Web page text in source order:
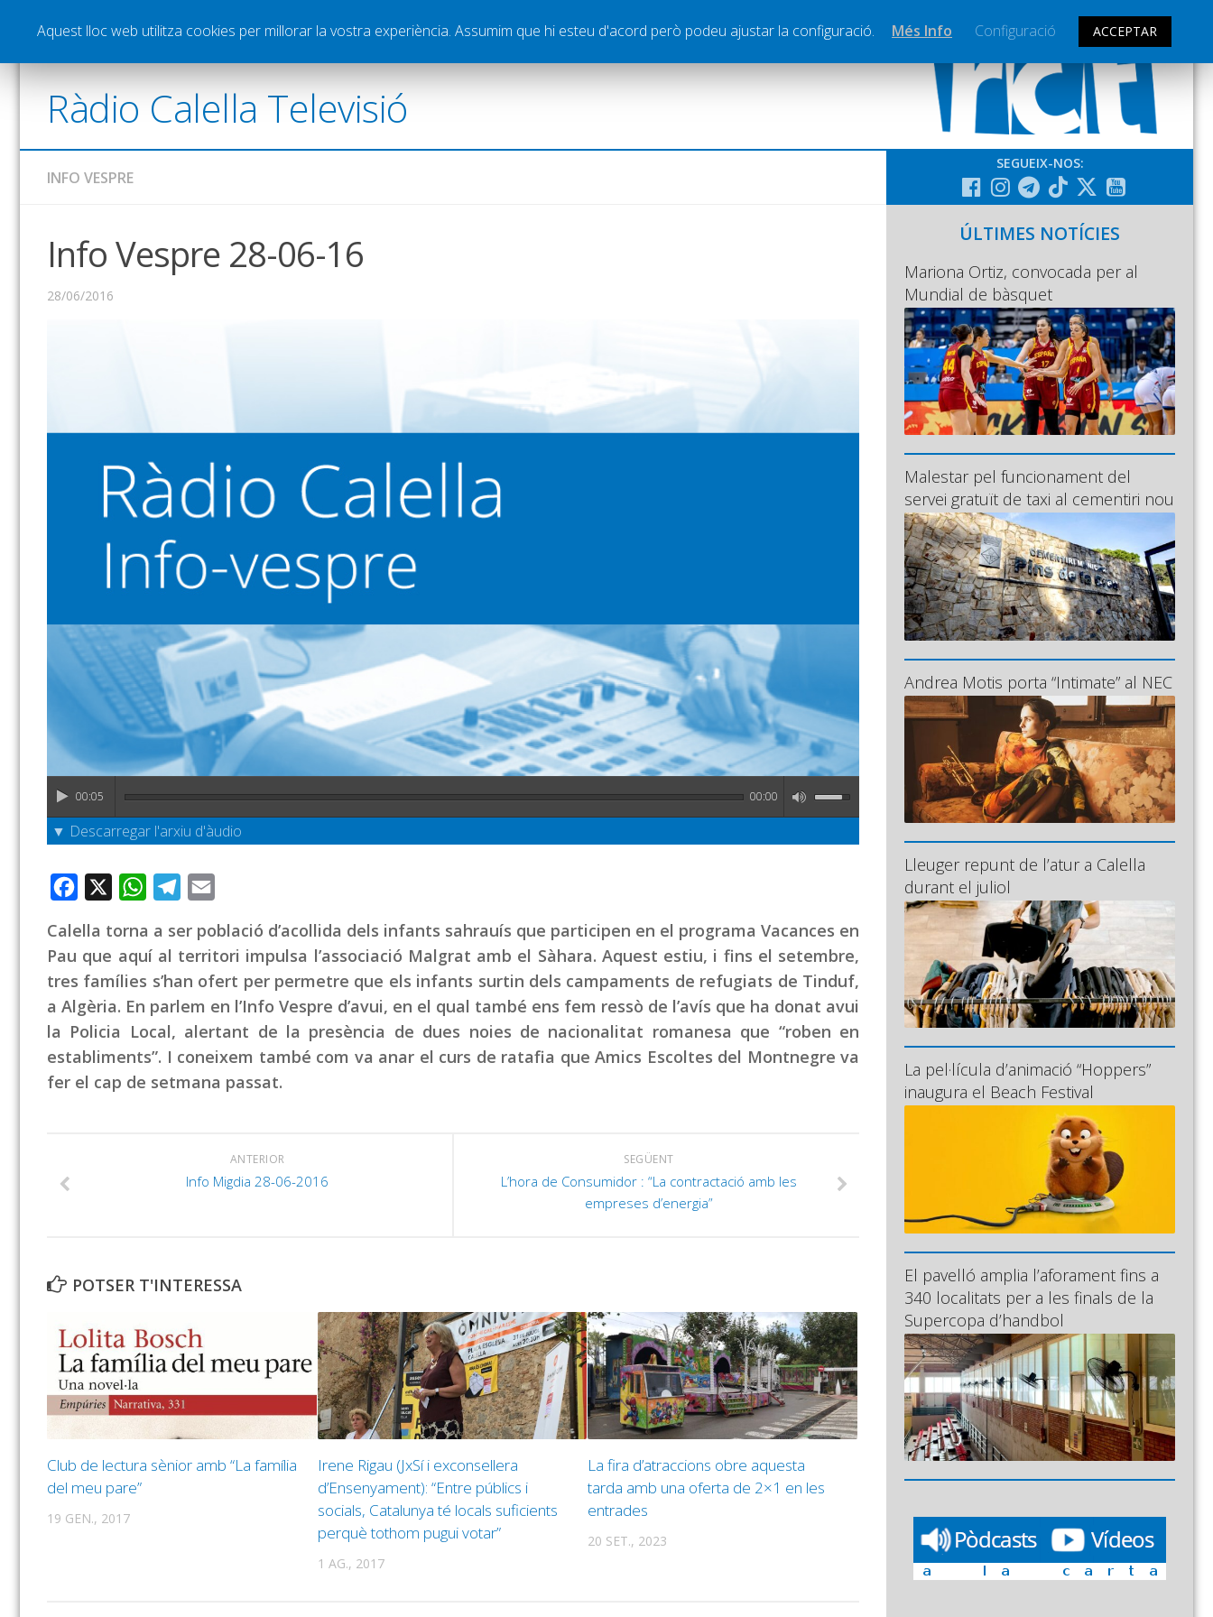
Notícies Esports Pòdcasts Vídeos Graella Publicitat Contacte
Ràdio Calella Televisió
INFO VESPRE
Info Vespre 28-06-16
28/06/2016
00:05 00:00
▼ Descarregar l'arxiu d'àudio
Facebook WhatsAppTelegram
Calella torna a ser població d’acollida dels infants sahrauís que participen en el programa Vacances en
Pau que aquí al territori impulsa l’associació Malgrat amb el Sàhara. Aquest estiu, i fins el setembre,
tres famílies s’han ofert per permetre que els infants surtin dels campaments de refugiats de Tinduf,
a Algèria. En parlem en l’Info Vespre d’avui, en el qual també ens fem ressò de l’avís que ha donat avui
la Policia Local, alertant de la presència de dues noies de nacionalitat romanesa que “roben en
establiments”. I coneixem també com va anar el curs de ratafia que Amics Escoltes del Montnegre va
fer el cap de setmana passat.
SEGÜENT
L’hora de Consumidor : “La contractació amb les
empreses d’energia”
ANTERIOR
Info Migdia 28-06-2016
POTSER T'INTERESSA
Club de lectura sènior amb “La família
del meu pare”
19 GEN., 2017
Irene Rigau (JxSí i exconsellera
d’Ensenyament): “Entre públics i
socials, Catalunya té locals suficients
perquè tothom pugui votar”
1 AG., 2017
La fira d’atraccions obre aquesta
tarda amb una oferta de 2×1 en les
entrades
20 SET., 2023
SEGUEIX-NOS:
ÚLTIMES NOTÍCIES
Mariona Ortiz, convocada per al
Mundial de bàsquet
Malestar pel funcionament del
servei gratuït de taxi al cementiri nou
Andrea Motis porta “Intimate” al NEC
Lleuger repunt de l’atur a Calella
durant el juliol
La pel·lícula d’animació “Hoppers”
inaugura el Beach Festival
El pavelló amplia l’aforament fins a
340 localitats per a les finals de la
Supercopa d’handbol
Aquest lloc web utilitza cookies per millorar la vostra experiència. Assumim que hi esteu d'acord però podeu ajustar la configuració. Més Info Configuració ACCEPTAR